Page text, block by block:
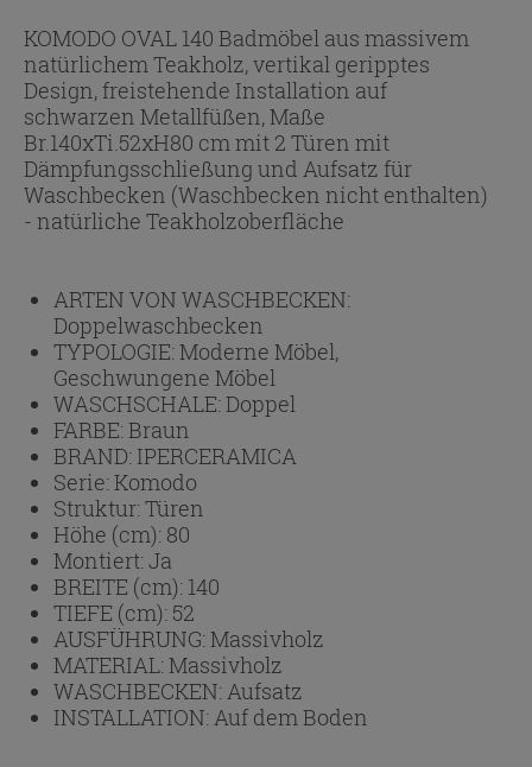
KOMODO OVAL 140 Badmöbel aus massivem
natürlichem Teakholz, vertikal geripptes
Design, freistehende Installation auf
schwarzen Metallfüßen, Maße
Br.140xTi.52xH80 cm mit 2 Türen mit
Dämpfungsschließung und Aufsatz für
Waschbecken (Waschbecken nicht enthalten)
- natürliche Teakholzoberfläche
ARTEN VON WASCHBECKEN:
Doppelwaschbecken
TYPOLOGIE:Moderne Möbel,
Geschwungene Möbel
WASCHSCHALE:Doppel
FARBE:Braun
BRAND: IPERCERAMICA
Serie:Komodo
Struktur:Türen
Höhe (cm): 80
Montiert:Ja
BREITE (cm): 140
TIEFE (cm): 52
AUSFÜHRUNG:Massivholz
MATERIAL:Massivholz
WASCHBECKEN:Aufsatz
INSTALLATION:Auf dem Boden